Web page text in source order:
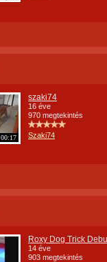
00:17
szaki74
16 éve
970 megtekintés
Szaki74
Roxy Dog Trick
14 éve
903 megtekintés